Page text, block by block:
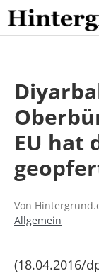
Skip
to
content
EU hat
Von
Allgemein
(18.04.2016/